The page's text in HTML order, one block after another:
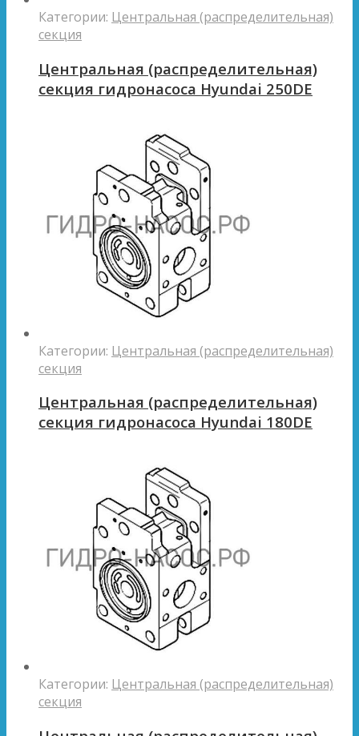
Категории: Центральная (распределительная)
секция
Центральная (распределительная)
секция гидронасоса Hyundai 250DE
Категории: Центральная (распределительная)
секция
Центральная (распределительная)
секция гидронасоса Hyundai 180DE
Категории: Центральная (распределительная)
секция